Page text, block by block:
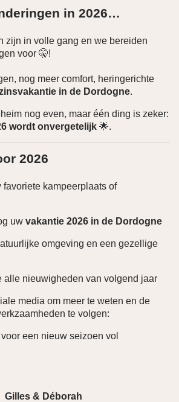
in 2026…
zijn in volle gang en we bereiden
voor 🤫!
nog meer comfort, heringerichte
in de Dordogne.
nog even, maar één ding is zeker:
wordt onvergetelijk 🌟.
2026
kampeerplaats of
uw vakantie 2026 in de Dordogne
omgeving en een gezellige
alle nieuwigheden van volgend jaar
media om meer te weten en de
te volgen:
een nieuw seizoen vol
Gilles & Déborah